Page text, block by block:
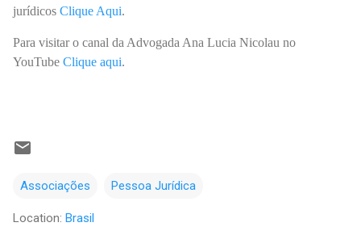
jurídicos Clique Aqui.
Para visitar o canal da Advogada Ana Lucia Nicolau no
YouTube Clique aqui.
Associações Pessoa Jurídica
Location: Brasil